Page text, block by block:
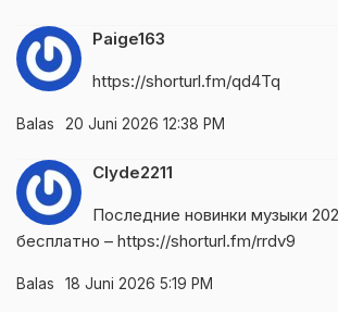
Paige163
https://shorturl.fm/qd4Tq
Balas 20 Juni 2026 12:38 PM
Clyde2211
Последние новинки музыки
бесплатно – https://shorturl.fm/rrdv9
Balas 18 Juni 2026 5:19 PM